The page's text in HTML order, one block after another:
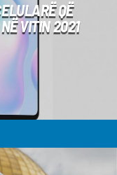
QË
VITIN 2021